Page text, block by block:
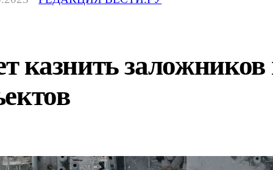
заложников